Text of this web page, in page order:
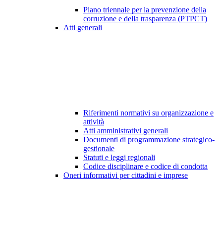
Piano triennale per la prevenzione della
corruzione e della trasparenza (PTPCT)
Atti generali
Riferimenti normativi su organizzazione e
attività
Atti amministrativi generali
Documenti di programmazione strategico-
gestionale
Statuti e leggi regionali
Codice disciplinare e codice di condotta
Oneri informativi per cittadini e imprese